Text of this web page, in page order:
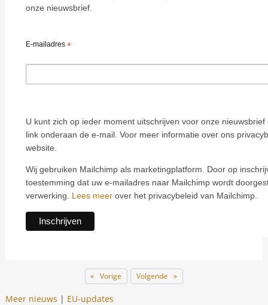
onze nieuwsbrief.
E-mailadres *
U kunt zich op ieder moment uitschrijven voor onze
link onderaan de e-mail. Voor meer informatie over ons
website.
Wij gebruiken Mailchimp als marketingplatform. Door op
toestemming dat uw e-mailadres naar Mailchimp wordt
verwerking. Lees meerover het privacybeleid van Mailchimp.
Vorige Volgende
Meer nieuws | EU-updates